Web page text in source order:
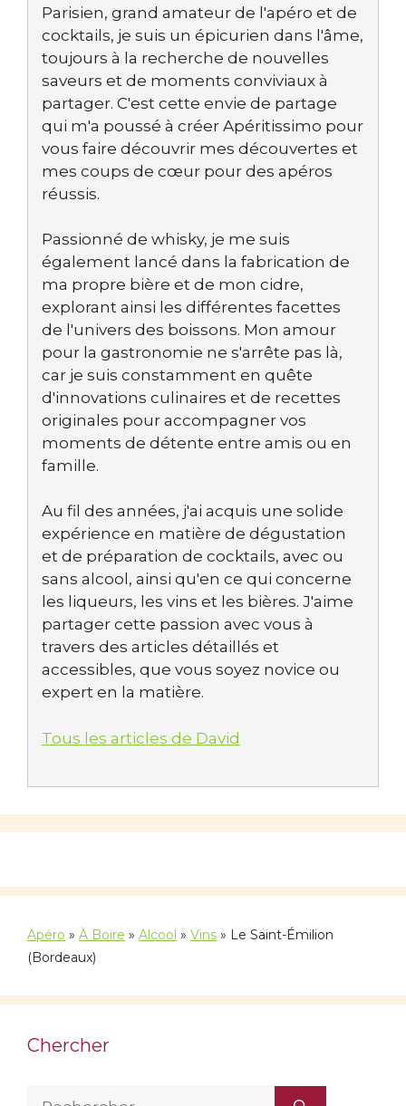
Parisien, grand amateur de l'apéro et de
cocktails, je suis un épicurien dans l'âme,
toujours à la recherche de nouvelles
saveurs et de moments conviviaux à
partager. C'est cette envie de partage
qui m'a poussé à créer Apéritissimo pour
vous faire découvrir mes découvertes et
mes coups de cœur pour des apéros
réussis.
Passionné de whisky, je me suis
également lancé dans la fabrication de
ma propre bière et de mon cidre,
explorant ainsi les différentes facettes
de l'univers des boissons. Mon amour
pour la gastronomie ne s'arrête pas là,
car je suis constamment en quête
d'innovations culinaires et de recettes
originales pour accompagner vos
moments de détente entre amis ou en
famille.
Au fil des années, j'ai acquis une solide
expérience en matière de dégustation
et de préparation de cocktails, avec ou
sans alcool, ainsi qu'en ce qui concerne
les liqueurs, les vins et les bières. J'aime
partager cette passion avec vous à
travers des articles détaillés et
accessibles, que vous soyez novice ou
expert en la matière.
Tous les articles de David
Apéro » À Boire » Alcool » Vins » Le Saint-Émilion
(Bordeaux)
Chercher
Rechercher :